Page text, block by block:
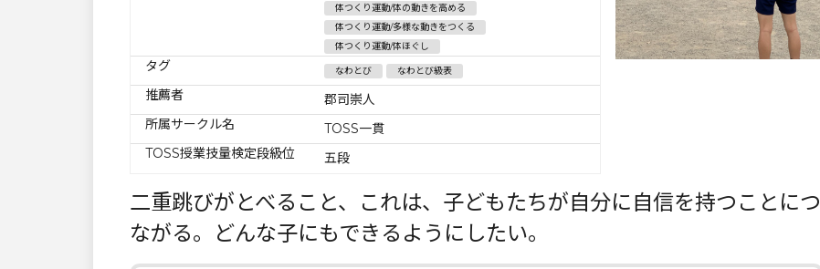
体つくり運動/体の動きを高める
体つくり運動/多様な動きをつくる
体つくり運動/体ほぐし
タグ なわとび なわとび級表
推薦者
郡司崇人
所属サークル名
TOSS一貫
TOSS授業技量検定段級位
五段
二重跳びがとべること、これは、子どもたちが自分に自信を持つことにつ
ながる。どんな子にもできるようにしたい。